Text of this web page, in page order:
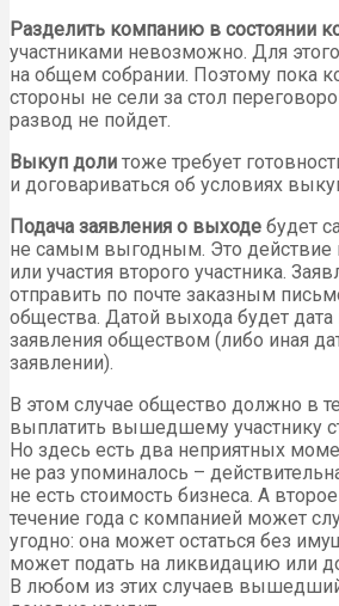
Разделить компанию в состоянии
участниками невозможно. Для
на общем собрании. Поэтому пока
стороны не сели за стол
развод не пойдет.
Выкуп доли тоже требует
и договариваться об условиях
Подача заявления о выходе будет
не самым выгодным. Это действие
или участия второго участника.
отправить по почте заказным
общества. Датой выхода будет дата
заявления обществом (либо иная
заявлении).
В этом случае общество должно в
выплатить вышедшему участнику
Но здесь есть два неприятных
не раз упоминалось –
не есть стоимость бизнеса. А
течение года с компанией может
угодно: она может остаться без
может подать на ликвидацию или
В любом из этих случаев